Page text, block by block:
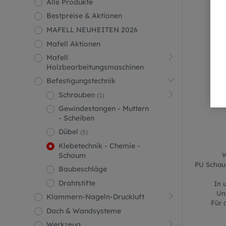
Alle Produkte
Bestpreise & Aktionen
MAFELL NEUHEITEN 2026
Mafell Aktionen
Mafell
Holzbearbeitungsmaschinen
Befestigungstechnik
Schrauben (1)
Gewindestangen - Muttern
- Scheiben
Dübel (5)
Klebetechnik - Chemie -
Schaum
Baubeschläge
Drahtstifte
Klammern-Nageln-Druckluft
Dach & Wandsysteme
PU
In
Für